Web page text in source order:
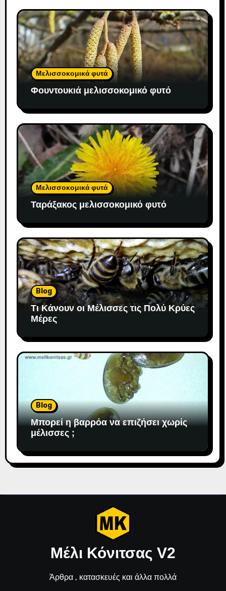
Μελισσοκομικά φυτά
Φουντουκιά μελισσοκομικό φυτό
Μελισσοκομικά φυτά
Ταράξακος μελισσοκομικό φυτό
Blog
Τι Κάνουν οι Μέλισσες τις Πολύ Κρύες
Μέρες
Blog
Μπορεί η βαρρόα να επιζήσει χωρίς
μέλισσες ;
Μέλι Κόνιτσας V2
Άρθρα , κατασκευές και άλλα πολλά